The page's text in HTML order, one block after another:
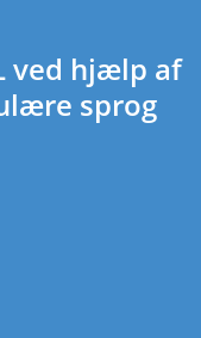
ved hjælp af
sprog